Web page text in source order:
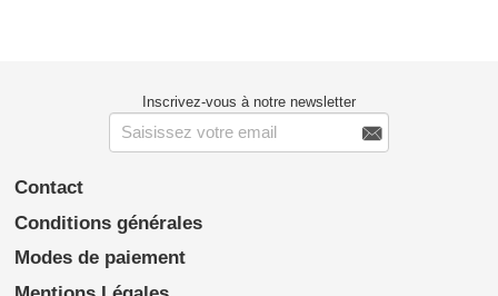
Inscrivez-vous à notre newsletter

Contact
Conditions générales
Modes de paiement